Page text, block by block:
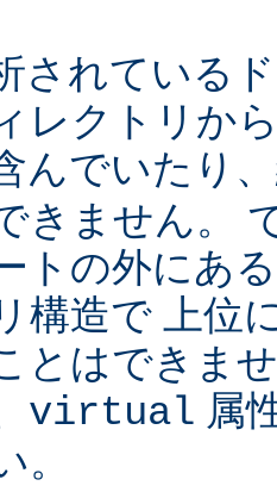
されている
レクトリか
んでいたり
きません。
トの外にあ
構造で 上位
とはできま
virtual 属
。